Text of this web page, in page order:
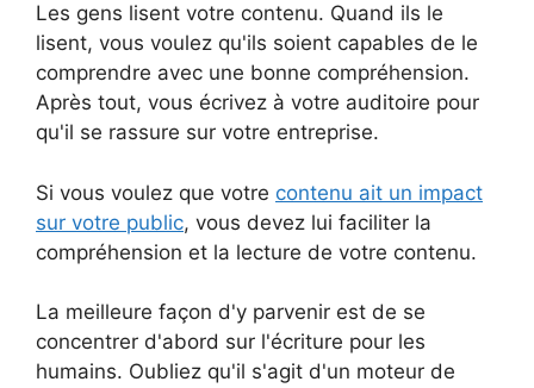
Les gens lisent votre contenu. Quand ils le
lisent, vous voulez qu'ils soient capables de le
comprendre avec une bonne compréhension.
Après tout, vous écrivez à votre auditoire pour
qu'il se rassure sur votre entreprise.
Si vous voulez que votre contenu ait un impact
sur votre public, vous devez lui faciliter la
compréhension et la lecture de votre contenu.
La meilleure façon d'y parvenir est de se
concentrer d'abord sur l'écriture pour les
humains. Oubliez qu'il s'agit d'un moteur de